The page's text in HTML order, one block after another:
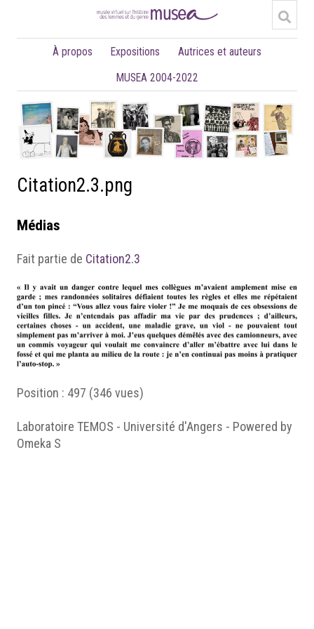
À propos Expositions
Autrices et auteurs
MUSEA 2004-2022
Citation2.3.png
Médias
Fait partie de Citation2.3
Position : 497 (346 vues)
Laboratoire TEMOS - Université d'Angers - Powered by
Omeka S